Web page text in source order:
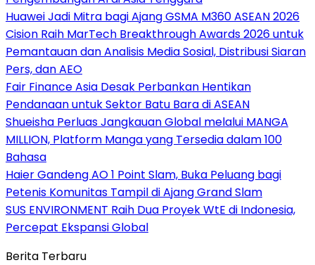
Huawei Jadi Mitra bagi Ajang GSMA M360 ASEAN 2026
Cision Raih MarTech Breakthrough Awards 2026 untuk
Pemantauan dan Analisis Media Sosial, Distribusi Siaran
Pers, dan AEO
Fair Finance Asia Desak Perbankan Hentikan
Pendanaan untuk Sektor Batu Bara di ASEAN
Shueisha Perluas Jangkauan Global melalui MANGA
MILLION, Platform Manga yang Tersedia dalam 100
Bahasa
Haier Gandeng AO 1 Point Slam, Buka Peluang bagi
Petenis Komunitas Tampil di Ajang Grand Slam
SUS ENVIRONMENT Raih Dua Proyek WtE di Indonesia,
Percepat Ekspansi Global
Berita Terbaru